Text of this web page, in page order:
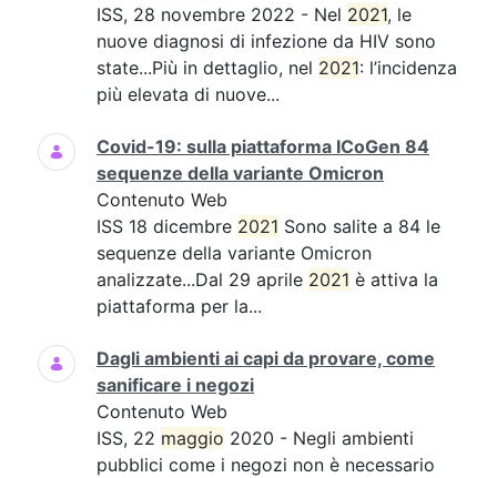
ISS, 28 novembre 2022 - Nel 2021, le
nuove diagnosi di infezione da HIV sono
state...Più in dettaglio, nel 2021: l’incidenza
più elevata di nuove...
Covid-19: sulla piattaforma ICoGen 84
sequenze della variante Omicron
Contenuto Web
ISS 18 dicembre 2021 Sono salite a 84 le
sequenze della variante Omicron
analizzate...Dal 29 aprile 2021 è attiva la
piattaforma per la...
Dagli ambienti ai capi da provare, come
sanificare i negozi
Contenuto Web
ISS, 22 maggio 2020 - Negli ambienti
pubblici come i negozi non è necessario